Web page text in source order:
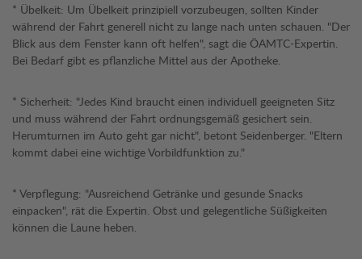
* Übelkeit: Um Übelkeit prinzipiell vorzubeugen, sollten Kinder
während der Fahrt generell nicht zu lange nach unten schauen. "Der
Blick aus dem Fenster kann oft helfen", sagt die ÖAMTC-Expertin.
Bei Bedarf gibt es pflanzliche Mittel aus der Apotheke.
* Sicherheit: "Jedes Kind braucht einen individuell geeigneten Sitz
und muss während der Fahrt ordnungsgemäß gesichert sein.
Herumturnen im Auto geht gar nicht", betont Seidenberger. "Eltern
kommt dabei eine wichtige Vorbildfunktion zu."
* Verpflegung: "Ausreichend Getränke und gesunde Snacks
einpacken", rät die Expertin. Obst und gelegentliche Süßigkeiten
können die Laune heben.